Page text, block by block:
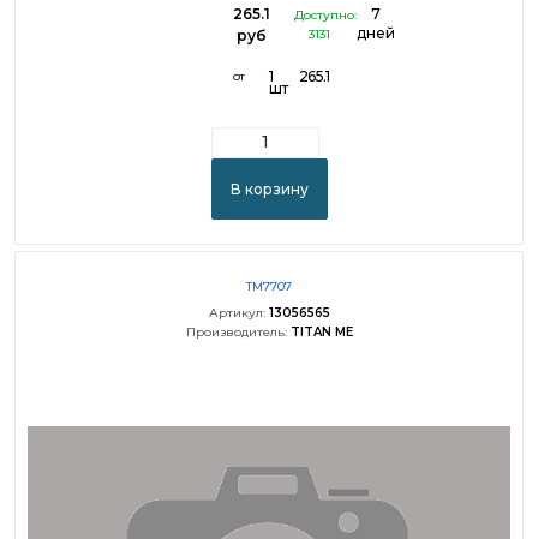
265.1
руб
Доступно:
3131
7
дней
от 1
шт
265.1
В корзину
TM7707
Артикул: 13056565
Производитель: TITAN ME